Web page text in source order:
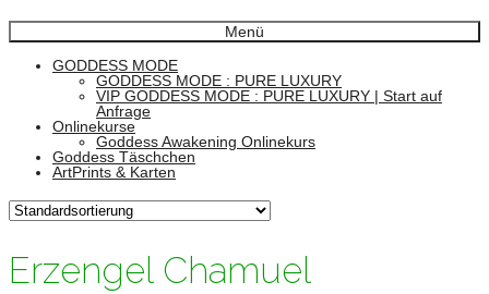
Menü
GODDESS MODE
GODDESS MODE : PURE LUXURY
VIP GODDESS MODE : PURE LUXURY | Start auf
Anfrage
Onlinekurse
Goddess Awakening Onlinekurs
Goddess Täschchen
ArtPrints & Karten
Erzengel Chamuel